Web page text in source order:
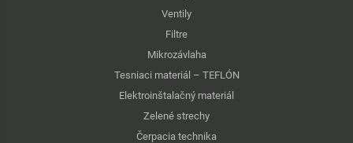
Ventily
Filtre
Mikrozávlaha
Tesniaci materiál – TEFLÓN
Elektroinštalačný materiál
Zelené strechy
Čerpacia technika